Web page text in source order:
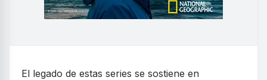
El legado de estas series se sostiene en